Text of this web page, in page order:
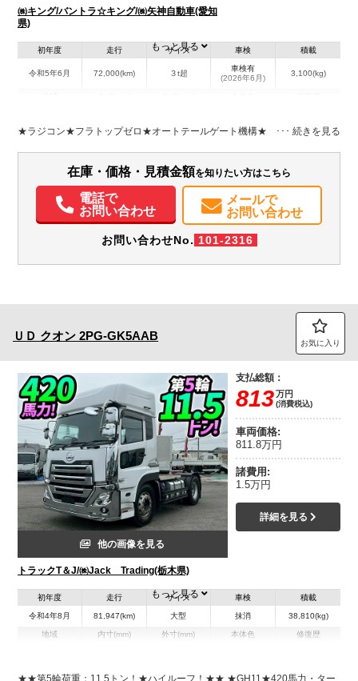
㈱キング/バントラ☆キング/㈱矢神自動車(愛知
県)
初年度
令和5年6月
走行
72,000(km)
サイズ
３t超
車検
車検有
(2026年6月)
積載
3,100(kg)
W:2,060
H:2,170
エアコン パワステ パワーウィンドウ ABS エアバッグ ETC
もっと見る
★ラジコン★フラトップゼロ★オートテールゲート機構★
在庫・価格・見積金額を知りたい方はこちら
電話で
お問い合わせ
メールで
お問い合わせ
お問い合わせNo. 101-2316
ＵＤ クオン 2PG-GK5AAB お気に入り
他の画像を見る
トラックT＆J/㈱Jack Trading(栃木県)
支払総額：
813万円
(消費税込)
車両価格:
811.8万円
諸費用:
1.5万円
詳細を見る
初年度
令和4年8月
走行
81,947(km)
サイズ
大型
車検
抹消
積載
38,810(kg)
地域 内寸(mm) 外寸(mm) 本体色 修復歴
もっと見る
★★第5輪荷重：11.5トン！★ハイルーフ！★★ ★GH11★420馬力・ター